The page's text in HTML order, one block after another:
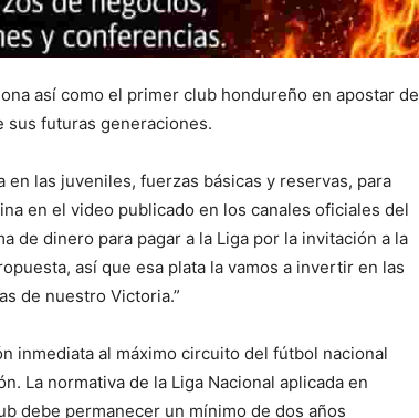
así como el primer club hondureño en apostar de
sus futuras generaciones.
las juveniles, fuerzas básicas y reservas, para
en el video publicado en los canales oficiales del
de dinero para pagar a la Liga por la invitación a la
así que esa plata la vamos a invertir en las
de nuestro Victoria.”
inmediata al máximo circuito del fútbol nacional
La normativa de la Liga Nacional aplicada en
debe permanecer un mínimo de dos años